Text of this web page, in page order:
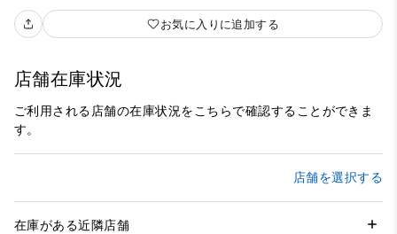
お気に入りに追加する
店舗在庫状況
ご利用される店舗の在庫状況をこちらで確認することができま
す。
店舗を選択する
在庫がある近隣店舗